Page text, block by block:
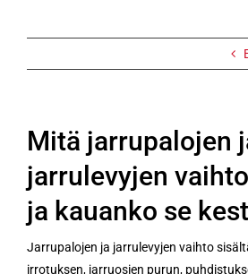
Mitä jarrupalojen
jarrulevyjen
ja kauanko se
Jarrupalojen ja jarrulevyjen vaihto
irrotuksen, jarruosien purun,